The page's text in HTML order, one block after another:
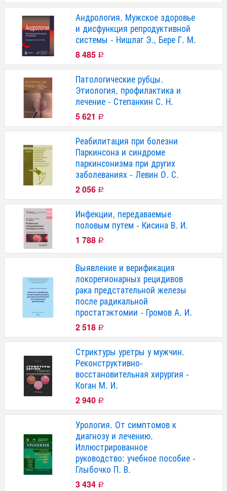
Андрология. Мужское здоровье
и дисфункция репродуктивной
системы - Нишлаг Э., Бере Г. М.
8 485 Р
Патологические рубцы.
Этиология, профилактика и
лечение - Степанкин С. Н.
5 621 Р
Реабилитация при болезни
Паркинсона и синдроме
паркинсонизма при других
заболеваниях - Левин О. С.
2 056 Р
Инфекции, передаваемые
половым путем - Кисина В. И.
1 788 Р
Выявление и верификация
локорегионарных рецидивов
рака предстательной железы
после радикальной
простатэктомии - Громов А. И.
2 518 Р
Стриктуры уретры у мужчин.
Реконструктивно-
восстановительная хирургия -
Коган М. И.
2 940 Р
Урология. От симптомов к
диагнозу и лечению.
Иллюстрированное
руководство: учебное пособие -
Глыбочко П. В.
3 434 Р